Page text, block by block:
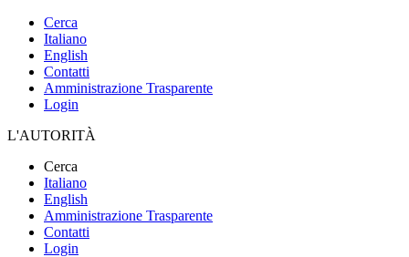
Cerca
Italiano
English
Contatti
Amministrazione Trasparente
Login
L'AUTORITÀ
Cerca
Italiano
English
Amministrazione Trasparente
Contatti
Login